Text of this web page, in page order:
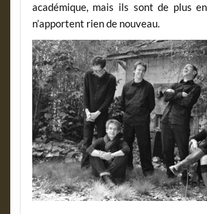
académique, mais ils sont de plus
n’apportent rien de nouveau.